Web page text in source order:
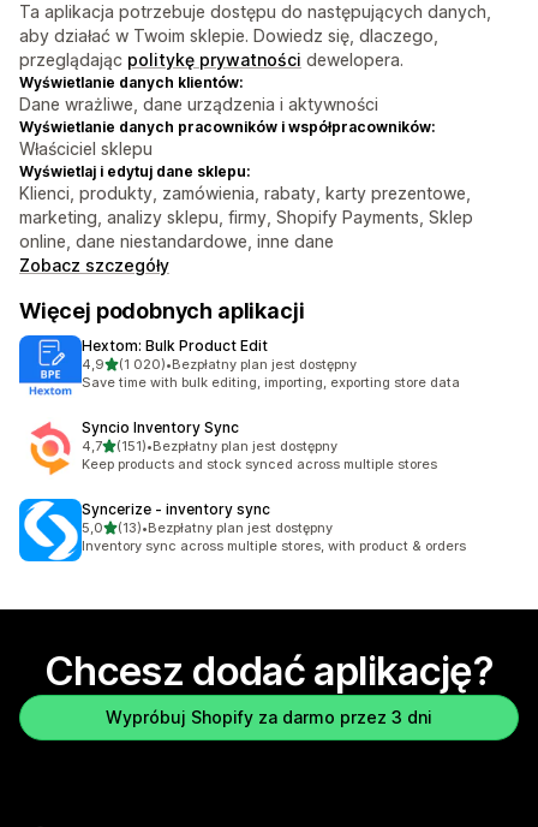
Ta aplikacja potrzebuje dostępu do następujących danych,
aby działać w Twoim sklepie. Dowiedz się, dlaczego,
przeglądając politykę prywatności dewelopera.
Wyświetlanie danych klientów:
Dane wrażliwe, dane urządzenia i aktywności
Wyświetlanie danych pracowników i współpracowników:
Właściciel sklepu
Wyświetlaj i edytuj dane sklepu:
Klienci, produkty, zamówienia, rabaty, karty prezentowe,
marketing, analizy sklepu, firmy, Shopify Payments, Sklep
online, dane niestandardowe, inne dane
Zobacz szczegóły
Więcej podobnych aplikacji
Hextom: Bulk Product Edit
4,9na 5 gwiazdek
(1 020)
Łączna liczba recenzji: 1020
•Bezpłatny plan jest dostępny
Save time with bulk editing, importing, exporting store data
Syncio Inventory Sync
4,7na 5 gwiazdek
(151)
Łączna liczba recenzji: 151
•Bezpłatny plan jest dostępny
Keep products and stock synced across multiple stores
Syncerize ‑ inventory sync
5,0na 5 gwiazdek
(13)
Łączna liczba recenzji: 13
•Bezpłatny plan jest dostępny
Inventory sync across multiple stores, with product & orders
Chcesz dodać aplikację?
Wypróbuj Shopify za darmo przez 3 dni